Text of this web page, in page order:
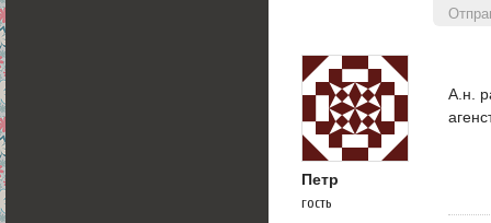
Петр
гость
А.н.